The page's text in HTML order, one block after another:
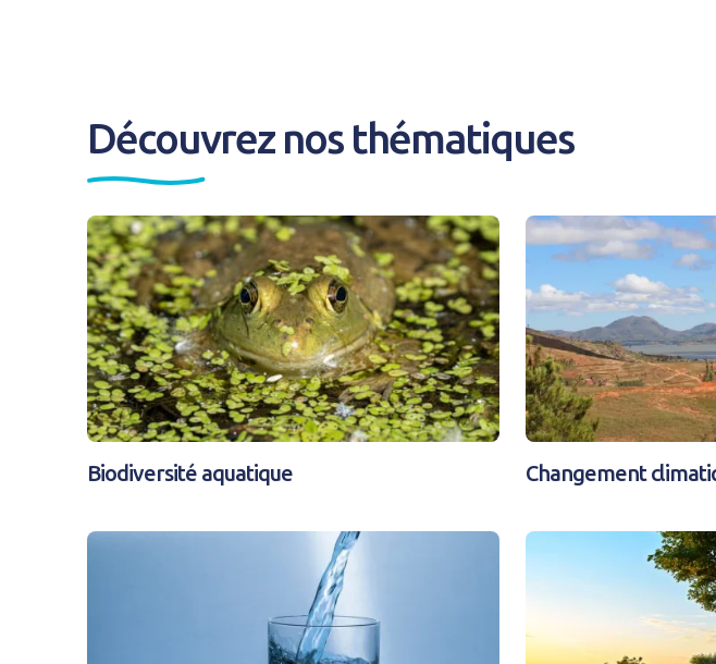
Découvrez nos thématiques
Biodiversité aquatique Changement
J'ai déjà un compte
Mot de passe *
Rester connecté(e) Mot de passe oublié ?